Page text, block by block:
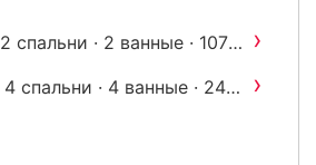
2 спальни · 2 ванные · 107
›
4 спальни · 4 ванные · 245
›